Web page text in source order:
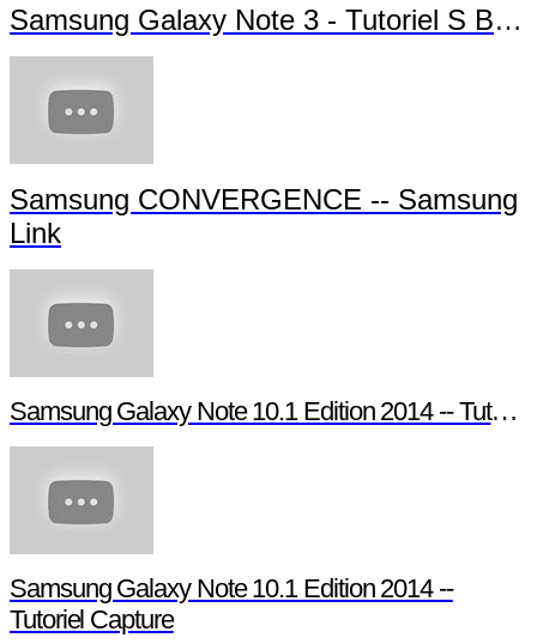
Samsung Galaxy Note 3 - Tutoriel S Beam
Samsung CONVERGENCE -- Samsung
Link
Samsung Galaxy Note 10.1 Edition 2014 -- Tutoriel Pen Window
Samsung Galaxy Note 10.1 Edition 2014 --
Tutoriel Capture